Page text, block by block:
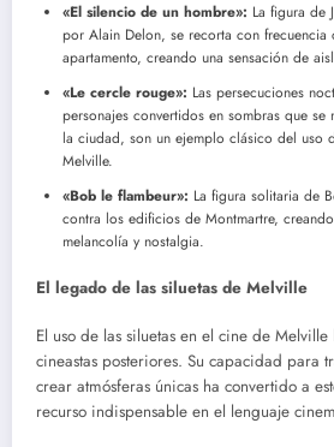
«El silencio de un hombre»: La figura de
por Alain Delon, se recorta con frecuencia
apartamento, creando una sensación de
«Le cercle rouge»: Las persecuciones
personajes convertidos en sombras que se
la ciudad, son un ejemplo clásico del uso
Melville.
«Bob le flambeur»: La figura solitaria de
contra los edificios de Montmartre,
melancolía y nostalgia.
El legado de las siluetas de Melville
El uso de las siluetas en el cine de
cineastas posteriores. Su capacidad para
crear atmósferas únicas ha convertido a
recurso indispensable en el lenguaje